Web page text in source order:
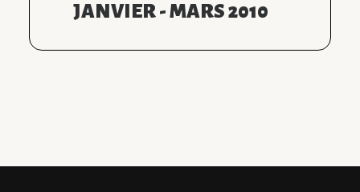
JANVIER - MARS 2010